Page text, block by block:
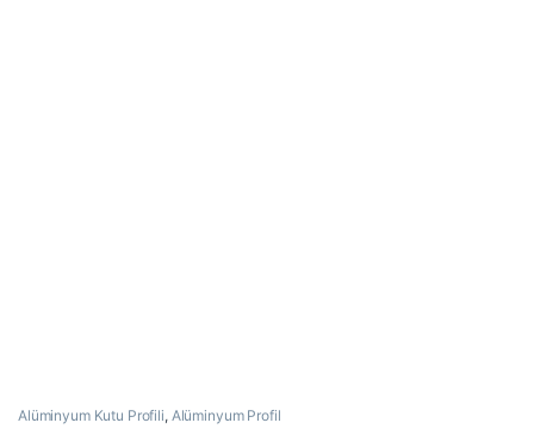
Alüminyum Kutu Profili, Alüminyum Profil